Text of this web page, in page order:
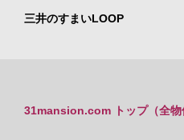
三井のすまいLOOP
31mansion.com トップ（全物